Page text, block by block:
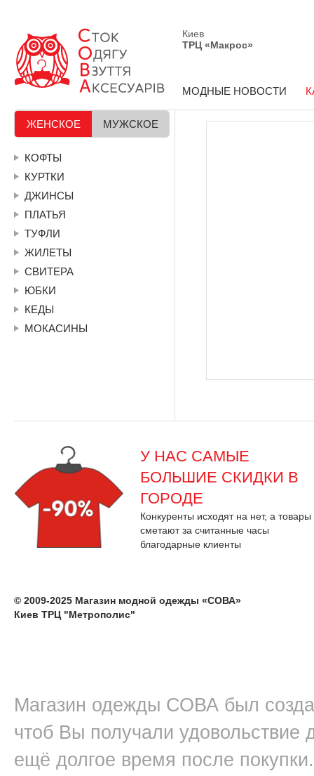
Киев
ТРЦ «Макрос»
МОДНЫЕ НОВОСТИ
ЖЕНСКОЕ МУЖСКОЕ
КОФТЫ
КУРТКИ
ДЖИНСЫ
ПЛАТЬЯ
ТУФЛИ
ЖИЛЕТЫ
СВИТЕРА
ЮБКИ
КЕДЫ
МОКАСИНЫ
У НАС САМЫЕ
БОЛЬШИЕ СКИДКИ В
ГОРОДЕ
Конкуренты исходят на нет, а товары
сметают за считанные часы
благодарные клиенты
© 2009-2025 Магазин модной одежды «СОВА»
Киев ТРЦ "Метрополис"
Магазин одежды СОВА был
чтоб Вы получали удовольствие
ещё долгое время после покупки.